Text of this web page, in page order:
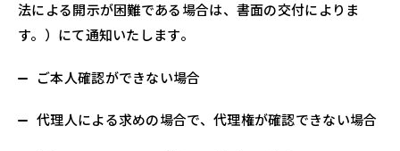
法による開示が困難である場合は、書面の交付によりま
す。）にて通知いたします。
ご本人確認ができない場合
代理人による求めの場合で、代理権が確認できない場合